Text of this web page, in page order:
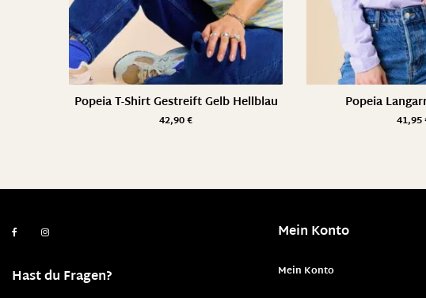
Popeia T-Shirt Gestreift Gelb Hellblau
42,90€
Popeia
41,95
Hast du Fragen?
Mein Konto
Mein Konto